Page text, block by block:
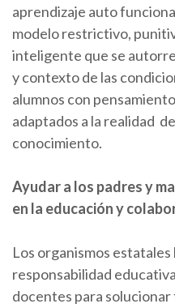
aprendizaje auto
modelo restrictivo,
inteligente que se
y contexto de las
alumnos con
adaptados a la realidad
conocimiento.
Ayudar a los padres y
en la educación y
Los organismos
responsabilidad
docentes para